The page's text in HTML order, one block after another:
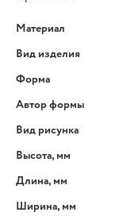
Материал
Вид изделия
Форма
Автор формы
Вид рисунка
Высота, мм
Длина, мм
Ширина, мм